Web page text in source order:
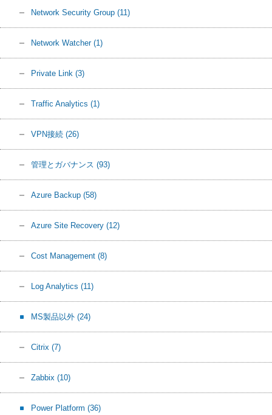
Network Security Group (11)
Network Watcher (1)
Private Link (3)
Traffic Analytics (1)
VPN接続 (26)
管理とガバナンス (93)
Azure Backup (58)
Azure Site Recovery (12)
Cost Management (8)
Log Analytics (11)
MS製品以外 (24)
Citrix (7)
Zabbix (10)
Power Platform (36)